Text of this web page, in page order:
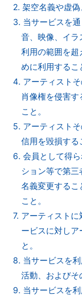
2. 架空名義や虚
3. 当サービスを
音、映像、イラ
利用の範囲を超
めに利用するこ
4. アーティスト
肖像権を侵害
こと。
5. アーティスト
信用を毀損する
6. 会員として得
ション等で第三
名義変更するこ
こと。
7. アーティスト
ービスに対しア
と。
8. 当サービスを
活動、およびそ
9. 当サービスを